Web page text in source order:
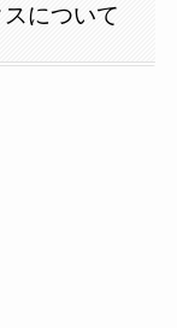
について